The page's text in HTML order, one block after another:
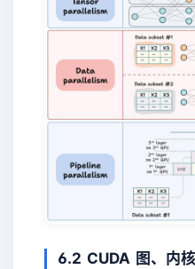
6.2 CUDA 图、内